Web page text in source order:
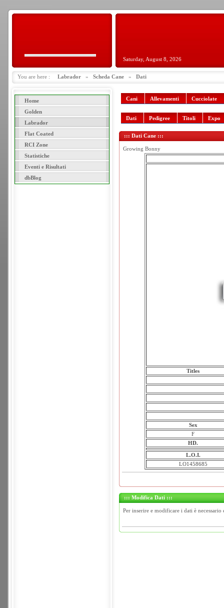
Saturday, August 8, 2026
You are here : Labrador » Scheda Cane » Dati
Home
Golden
Labrador
Flat Coated
RCI Zone
Statistiche
Eventi e Risultati
dbBlog
Cani Allevamenti Cucciolate
Dati Pedigree Titoli Expo
::: Dati Cane :::
Growing Bonny
Titles
Sex
F
HD.
L.O.I.
LO1458685
::: Modifica Dati :::
Per inserire e modificare i dati è necessario